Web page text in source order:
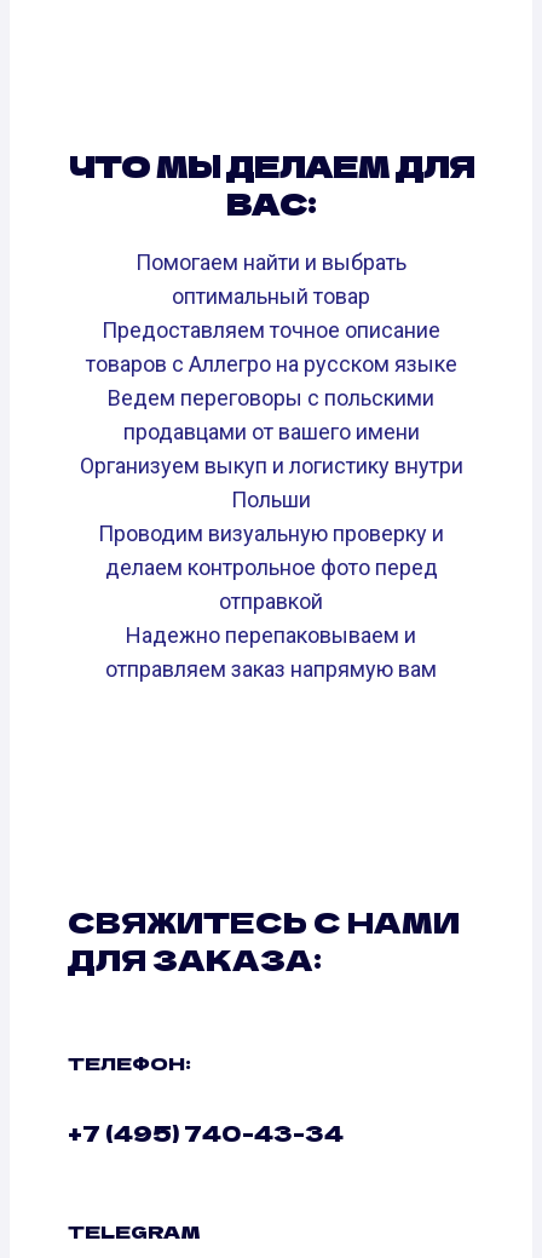
ЧТО МЫ ДЕЛАЕМ ДЛЯ
ВАС:
Помогаем найти и выбрать
оптимальный товар
Предоставляем точное описание
товаров с Аллегро на русском языке
Ведем переговоры с польскими
продавцами от вашего имени
Организуем выкуп и логистику внутри
Польши
Проводим визуальную проверку и
делаем контрольное фото перед
отправкой
Надежно перепаковываем и
отправляем заказ напрямую вам
СВЯЖИТЕСЬ С НАМИ
ДЛЯ ЗАКАЗА:
ТЕЛЕФОН:
+7 (495) 740-43-34
TELEGRAM